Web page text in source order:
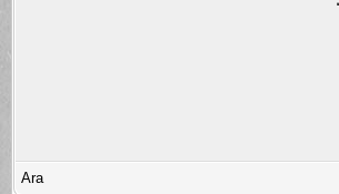
Ara